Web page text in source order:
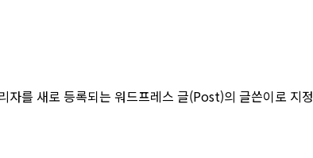
자를 새로 등록되는 워드프레스 글(Post)의 글쓴이로 지정